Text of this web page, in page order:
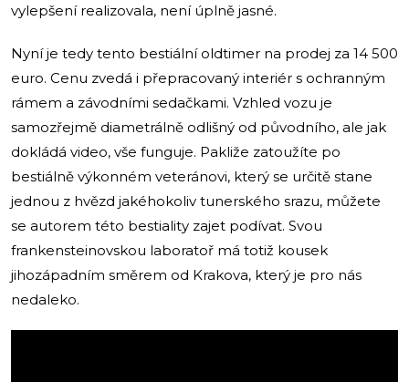
vylepšení realizovala, není úplně jasné.
Nyní je tedy tento bestiální oldtimer na prodej za 14 500
euro. Cenu zvedá i přepracovaný interiér s ochranným
rámem a závodními sedačkami. Vzhled vozu je
samozřejmě diametrálně odlišný od původního, ale jak
dokládá video, vše funguje. Pakliže zatoužíte po
bestiálně výkonném veteránovi, který se určitě stane
jednou z hvězd jakéhokoliv tunerského srazu, můžete
se autorem této bestiality zajet podívat. Svou
frankensteinovskou laboratoř má totiž kousek
jihozápadním směrem od Krakova, který je pro nás
nedaleko.